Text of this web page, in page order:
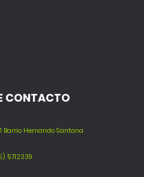
CONTACTO
Barrio Hernando Santana
5712339